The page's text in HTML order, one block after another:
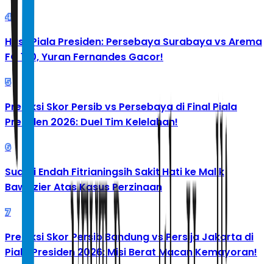
4
Hasil Piala Presiden: Persebaya Surabaya vs Arema
FC 1-0, Yuran Fernandes Gacor!
5
Prediksi Skor Persib vs Persebaya di Final Piala
Presiden 2026: Duel Tim Kelelahan!
6
Suami Endah Fitrianingsih Sakit Hati ke Malik
Bawazier Atas Kasus Perzinaan
7
Prediksi Skor Persib Bandung vs Persija Jakarta di
Piala Presiden 2026: Misi Berat Macan Kemayoran!